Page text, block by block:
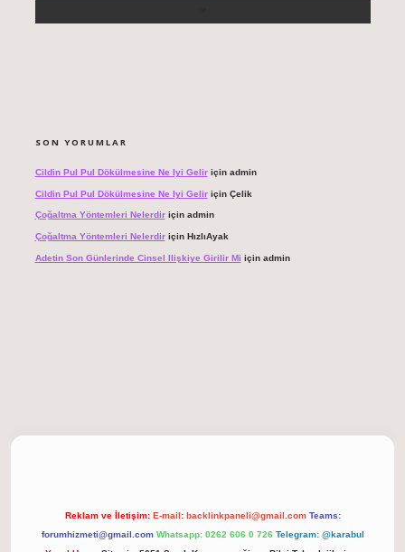
SON YORUMLAR
Cildin Pul Pul Dökülmesine Ne Iyi Geliriçin admin
Cildin Pul Pul Dökülmesine Ne Iyi Geliriçin Çelik
Çoğaltma Yöntemleri Nelerdiriçin admin
Çoğaltma Yöntemleri Nelerdiriçin HızlıAyak
Adetin Son Günlerinde Cinsel Ilişkiye Girilir Mi için admin
Reklam ve İletişim: E-mail: backlinkpaneli@gmail.com Teams:
forumhizmeti@gmail.com Whatsapp: 0262 606 0 726 Telegram: @karabul